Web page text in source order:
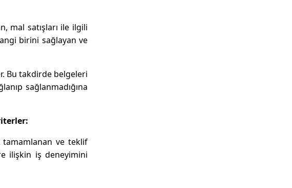
mal satışları ile ilgili
birini sağlayan ve
Bu takdirde belgeleri
sağlanmadığına
tamamlanan ve teklif
ilişkin iş deneyimini